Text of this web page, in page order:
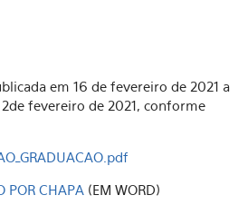
em 16 de fevereiro de 2021 a
fevereiro de 2021, conforme
POR CHAPA (EM WORD)